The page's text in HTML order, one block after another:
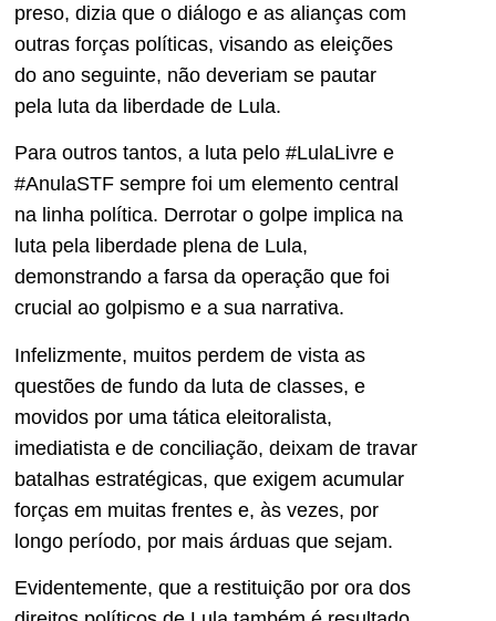
preso, dizia que o diálogo e as alianças com
outras forças políticas, visando as eleições
do ano seguinte, não deveriam se pautar
pela luta da liberdade de Lula.
Para outros tantos, a luta pelo #LulaLivre e
#AnulaSTF sempre foi um elemento central
na linha política. Derrotar o golpe implica na
luta pela liberdade plena de Lula,
demonstrando a farsa da operação que foi
crucial ao golpismo e a sua narrativa.
Infelizmente, muitos perdem de vista as
questões de fundo da luta de classes, e
movidos por uma tática eleitoralista,
imediatista e de conciliação, deixam de travar
batalhas estratégicas, que exigem acumular
forças em muitas frentes e, às vezes, por
longo período, por mais árduas que sejam.
Evidentemente, que a restituição por ora dos